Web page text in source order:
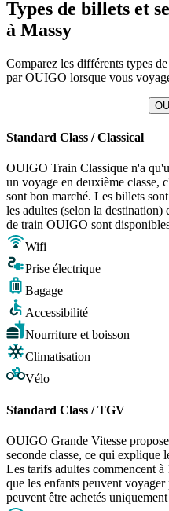
Types de billets et
à Massy
Comparez les différents types
par OUIGO lorsque vous
Standard Class / Classical
OUIGO Train Classique n'a
un voyage en deuxième classe,
sont bon marché. Les billets
les adultes (selon la destination)
de train OUIGO sont
Wifi
Prise électrique
Bagage
Accessibilité
Nourriture et boisson
Climatisation
Vélo
Standard Class / TGV
OUIGO Grande Vitesse
seconde classe, ce qui explique
Les tarifs adultes commencent
que les enfants peuvent
peuvent être achetés